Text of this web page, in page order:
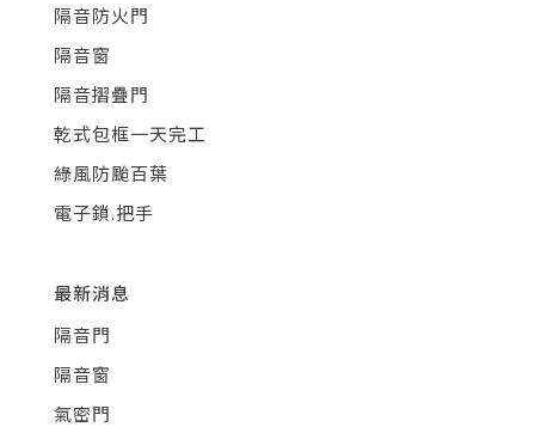
隔音防火門
隔音窗
隔音摺疊門
乾式包框一天完工
綠風防颱百葉
電子鎖.把手
最新消息
隔音門
隔音窗
氣密門